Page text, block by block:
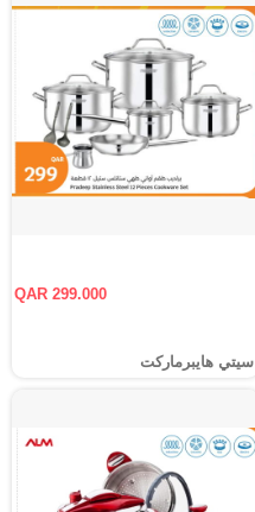
QAR 299.000
سيتي هايبرماركت